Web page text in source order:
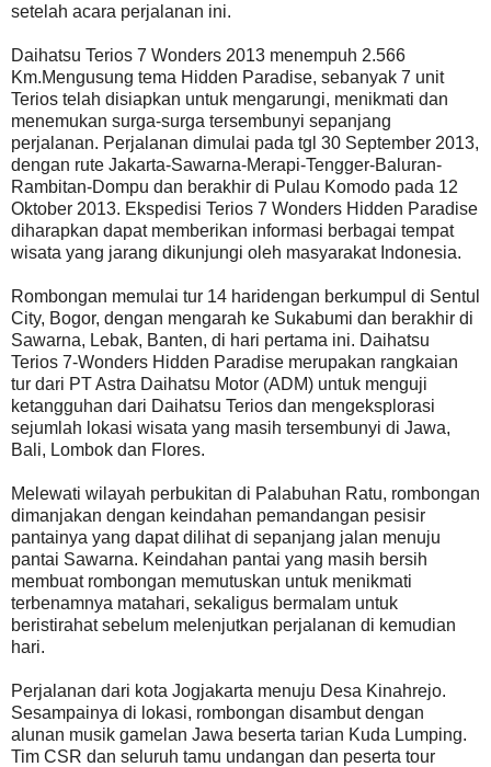
setelah acara perjalanan ini.
Daihatsu Terios 7 Wonders 2013 menempuh 2.566
Km.Mengusung tema Hidden Paradise, sebanyak 7 unit
Terios telah disiapkan untuk mengarungi, menikmati dan
menemukan surga-surga tersembunyi sepanjang
perjalanan. Perjalanan dimulai pada tgl 30 September 2013,
dengan rute Jakarta-Sawarna-Merapi-Tengger-Baluran-
Rambitan-Dompu dan berakhir di Pulau Komodo pada 12
Oktober 2013. Ekspedisi Terios 7 Wonders Hidden Paradise
diharapkan dapat memberikan informasi berbagai tempat
wisata yang jarang dikunjungi oleh masyarakat Indonesia.
Rombongan memulai tur 14 haridengan berkumpul di Sentul
City, Bogor, dengan mengarah ke Sukabumi dan berakhir di
Sawarna, Lebak, Banten, di hari pertama ini. Daihatsu
Terios 7-Wonders Hidden Paradise merupakan rangkaian
tur dari PT Astra Daihatsu Motor (ADM) untuk menguji
ketangguhan dari Daihatsu Terios dan mengeksplorasi
sejumlah lokasi wisata yang masih tersembunyi di Jawa,
Bali, Lombok dan Flores.
Melewati wilayah perbukitan di Palabuhan Ratu, rombongan
dimanjakan dengan keindahan pemandangan pesisir
pantainya yang dapat dilihat di sepanjang jalan menuju
pantai Sawarna. Keindahan pantai yang masih bersih
membuat rombongan memutuskan untuk menikmati
terbenamnya matahari, sekaligus bermalam untuk
beristirahat sebelum melenjutkan perjalanan di kemudian
hari.
Perjalanan dari kota Jogjakarta menuju Desa Kinahrejo.
Sesampainya di lokasi, rombongan disambut dengan
alunan musik gamelan Jawa beserta tarian Kuda Lumping.
Tim CSR dan seluruh tamu undangan dan peserta tour